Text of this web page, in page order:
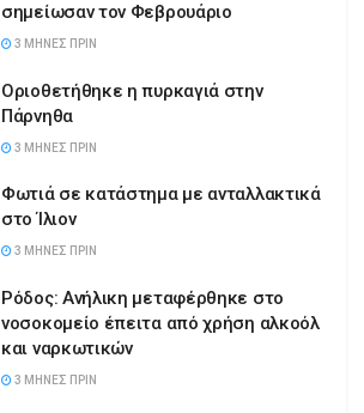
σημείωσαν τον Φεβρουάριο
3 ΜΉΝΕΣ ΠΡΙΝ
Οριοθετήθηκε η πυρκαγιά στην
Πάρνηθα
3 ΜΉΝΕΣ ΠΡΙΝ
Φωτιά σε κατάστημα με ανταλλακτικά
στο Ίλιον
3 ΜΉΝΕΣ ΠΡΙΝ
Ρόδος: Ανήλικη μεταφέρθηκε στο
νοσοκομείο έπειτα από χρήση αλκοόλ
και ναρκωτικών
3 ΜΉΝΕΣ ΠΡΙΝ